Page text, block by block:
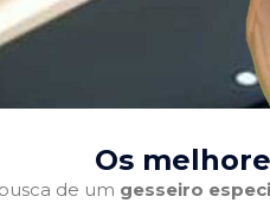
Os
de um gesseiro